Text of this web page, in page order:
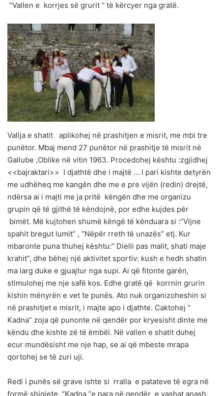
“Vallen e korrjes së grurit “ të kërcyer nga gratë.
Vallja e shatit aplikohej në prashitjen e misrit, me mbi tre
punëtor. Mbaj mend 27 punëtor në prashitje të misrit në
Gallube ,Oblike në vitin 1963. Procedohej kështu :zgjidhej
<<bajraktari>> I djathtë dhe i majtë … I pari kishte detyrën
me udhëheq me kangën dhe me e pre vijën (redin) drejtë,
ndërsa ai i majti me ja pritë këngën dhe me organizu
grupin që të gjithë të këndojnë, por edhe kujdes për
bimët. Më kujtohen shumë këngë të kënduara si :”Vijne
spahit bregut lumit” , “Nëpër rreth të unazës” etj. Kur
mbaronte puna thuhej kështu:” Dielli pas malit, shati maje
krahit”, dhe bëhej një aktivitet sportiv: kush e hedh shatin
ma larg duke e gjuajtur nga supi. Ai që fitonte garën,
stimulohej me nje safë kos. Edhe gratë që korrnin grurin
kishin mënyrën e vet te punës. Ato nuk organizoheshin si
në prashitjet e misrit, i majte apo i djathte. Caktohej “
Kadna” zoja që punonte në qendër por kryesisht dinte me
këndu dhe kishte zë të ëmbël. Në vallen e shatit duhej
ecur mundësisht me nje hap, se ai që mbeste mrapa
qortohej se të zuri uji.
Redi i punës së grave ishte si rralla e patateve të egra në
formë shigjete. “Kadna “e para në qendër e vashat anash.